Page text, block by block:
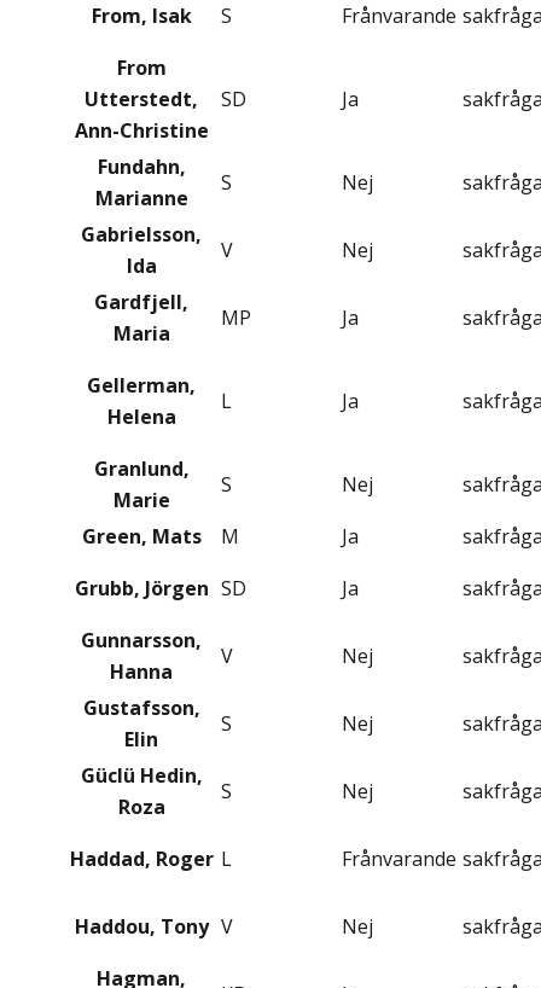
From, Isak S Frånvarande
From
Utterstedt,
Ann-Christine
SD Ja
Fundahn,
Marianne
S Nej
Gabrielsson,
Ida
V Nej
Gardfjell,
Maria
MP Ja
Gellerman,
Helena
L Ja
Granlund,
Marie
S Nej
Green, Mats
M Ja
Grubb, Jörgen SD Ja
Gunnarsson,
Hanna
V Nej
Gustafsson,
Elin
S Nej
Güclü Hedin,
Roza
S Nej
Haddad, Roger L Frånvarande
Haddou, Tony V Nej
Hagman,